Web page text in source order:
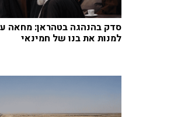
סדק בהנהגה בטהראן: מחאה
למנות את בנו של חמינאי